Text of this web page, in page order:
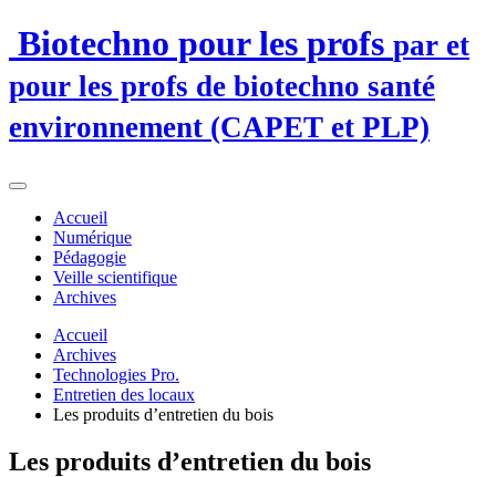
Biotechno pour les profs par et
pour les profs de biotechno santé
environnement (CAPET et PLP)
Accueil
Numérique
Pédagogie
Veille scientifique
Archives
Accueil
Archives
Technologies Pro.
Entretien des locaux
Les produits d’entretien du bois
Les produits d’entretien du bois